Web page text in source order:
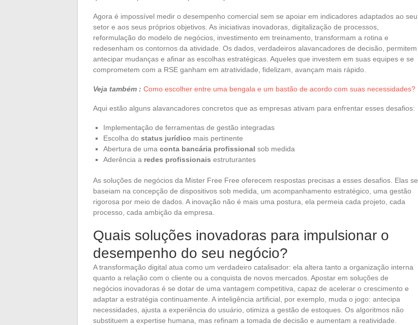
Agora é impossível medir o desempenho comercial sem se apoiar em indicadores adaptados ao seu
setor e aos seus próprios objetivos. As iniciativas inovadoras, digitalização de processos,
reformulação do modelo de negócios, investimento em treinamento, transformam a rotina e
redesenham os contornos da atividade. Os dados, verdadeiros alavancadores de decisão, permitem
antecipar mudanças e afinar as escolhas estratégicas. Aqueles que investem em suas equipes e se
comprometem com a RSE ganham em atratividade, fidelizam, avançam mais rápido.
Veja também : Como escolher entre uma bengala e um bastão de acordo com suas necessidades?
Aqui estão alguns alavancadores concretos que as empresas ativam para enfrentar esses desafios:
Implementação de ferramentas de gestão integradas
Escolha do status jurídico mais pertinente
Abertura de uma conta bancária profissional sob medida
Aderência a redes profissionais estruturantes
As soluções de negócios da Mister Free Free oferecem respostas precisas a esses desafios. Elas se
baseiam na concepção de dispositivos sob medida, um acompanhamento estratégico, uma gestão
rigorosa por meio de dados. A inovação não é mais uma postura, ela permeia cada projeto, cada
processo, cada ambição da empresa.
Quais soluções inovadoras para impulsionar o
desempenho do seu negócio?
A transformação digital atua como um verdadeiro catalisador: ela altera tanto a organização interna
quanto a relação com o cliente ou a conquista de novos mercados. Apostar em soluções de
negócios inovadoras é se dotar de uma vantagem competitiva, capaz de acelerar o crescimento e
adaptar a estratégia continuamente. A inteligência artificial, por exemplo, muda o jogo: antecipa
necessidades, ajusta a experiência do usuário, otimiza a gestão de estoques. Os algoritmos não
substituem a expertise humana, mas refinam a tomada de decisão e aumentam a reatividade.